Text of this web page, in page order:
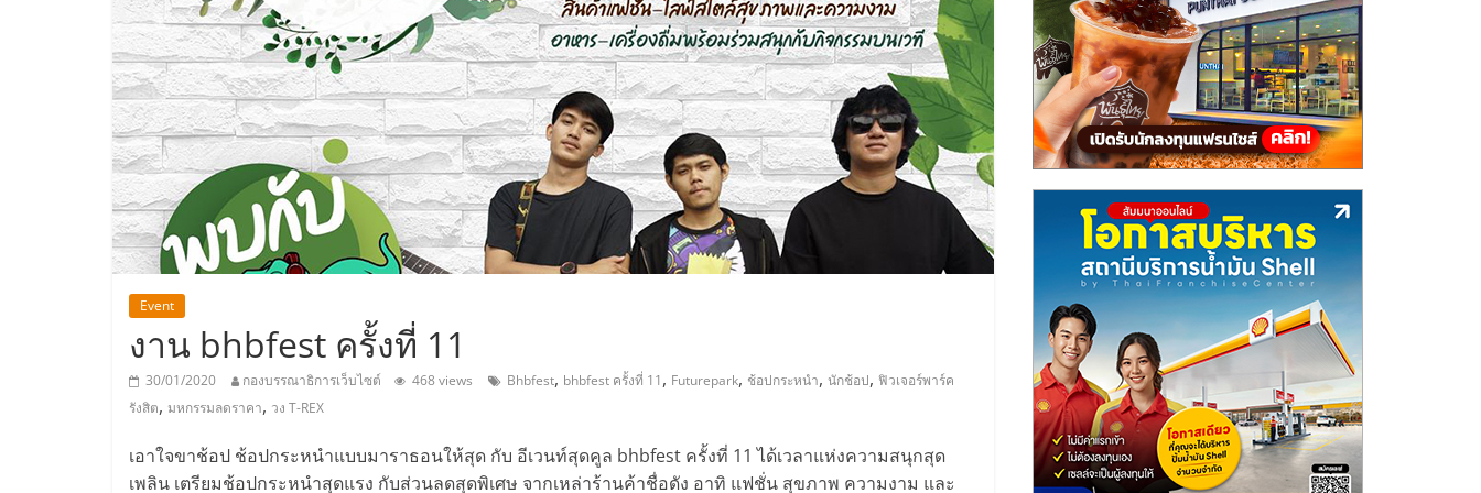
ThaiSMEsCenter,
รวม
ธุรกิจ
เอ
ส
เอ็
มอี
Event
งาน bhbfest ครั้งที่ 11
30/01/2020 กองบรรณาธิการเว็บไซต์ 468 views Bhbfest, bhbfest ครั้งที่ 11, Futurepark, ช้อปกระหนำ, นักช้อป, ฟิวเจอร์พาร์ค
รังสิต, มหกรรมลดราคา, วง T-REX
เอาใจขาช้อป ช้อปกระหนำแบบมาราธอนให้สุด กับ อีเวนท์สุดคูล bhbfest ครั้งที่ 11 ได้เวลาแห่งความสนุกสุด
เพลิน เตรียมช้อปกระหนำสุดแรง กับส่วนลดสุดพิเศษ จากเหล่าร้านค้าชื่อดัง อาทิ แฟชั่น สุขภาพ ความงาม และ